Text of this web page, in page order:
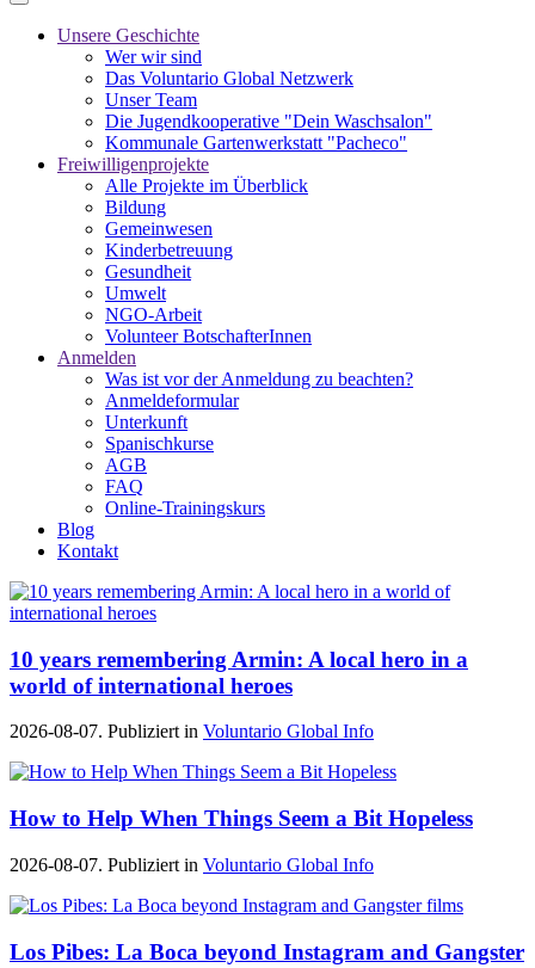
Unsere Geschichte
Wer wir sind
Das Voluntario Global Netzwerk
Unser Team
Die Jugendkooperative "Dein Waschsalon"
Kommunale Gartenwerkstatt "Pacheco"
Freiwilligenprojekte
Alle Projekte im Überblick
Bildung
Gemeinwesen
Kinderbetreuung
Gesundheit
Umwelt
NGO-Arbeit
Volunteer BotschafterInnen
Anmelden
Was ist vor der Anmeldung zu beachten?
Anmeldeformular
Unterkunft
Spanischkurse
AGB
FAQ
Online-Trainingskurs
Blog
Kontakt
10 years remembering Armin: A local hero in a
world of international heroes
2026-08-07. Publiziert in Voluntario Global Info
How to Help When Things Seem a Bit Hopeless
2026-08-07. Publiziert in Voluntario Global Info
Los Pibes: La Boca beyond Instagram and Gangster